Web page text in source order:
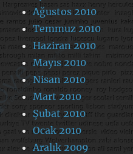
Ağustos 2010
Temmuz 2010
Haziran 2010
Mayıs 2010
Nisan 2010
Mart 2010
Şubat 2010
Ocak 2010
Aralık 2009